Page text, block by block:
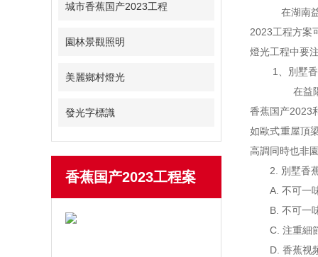
城市香蕉国产2023工程
園林景觀照明
美麗鄉村燈光
發光字標識
香蕉国产2023工程案
在湖南益
2023工程方案
燈光工程中要注
1、別
在益陽做
香蕉国产2023
如歐式重屋頂
高調同時也非園
2. 別墅香
A. 不可一味
B. 不可一
C. 注重細
D. 香蕉视频